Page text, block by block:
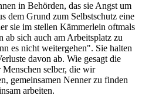
in Behörden, das sie Angst um
dem Grund zum Selbstschutz eine
sie im stellen Kämmerlein oftmals
ab sich auch am Arbeitsplatz zu
es nicht weitergehen". Sie halten
davon ab. Wie gesagt die
selber, die wir
gemeinsamen Nenner zu finden
arbeiten.